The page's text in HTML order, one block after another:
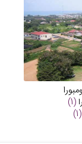
(1)
(1)